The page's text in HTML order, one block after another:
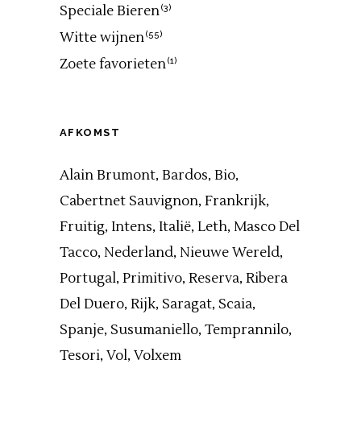
Speciale Bieren(3)
Witte wijnen(55)
Zoete favorieten(1)
AFKOMST
Alain Brumont Bardos Bio
Cabertnet Sauvignon Frankrijk
Fruitig Intens Italië Leth Masco Del
Tacco Nederland Nieuwe Wereld
Portugal Primitivo Reserva Ribera
Del Duero Rijk Saragat Scaia
Spanje Susumaniello Temprannilo
Tesori Vol Volxem